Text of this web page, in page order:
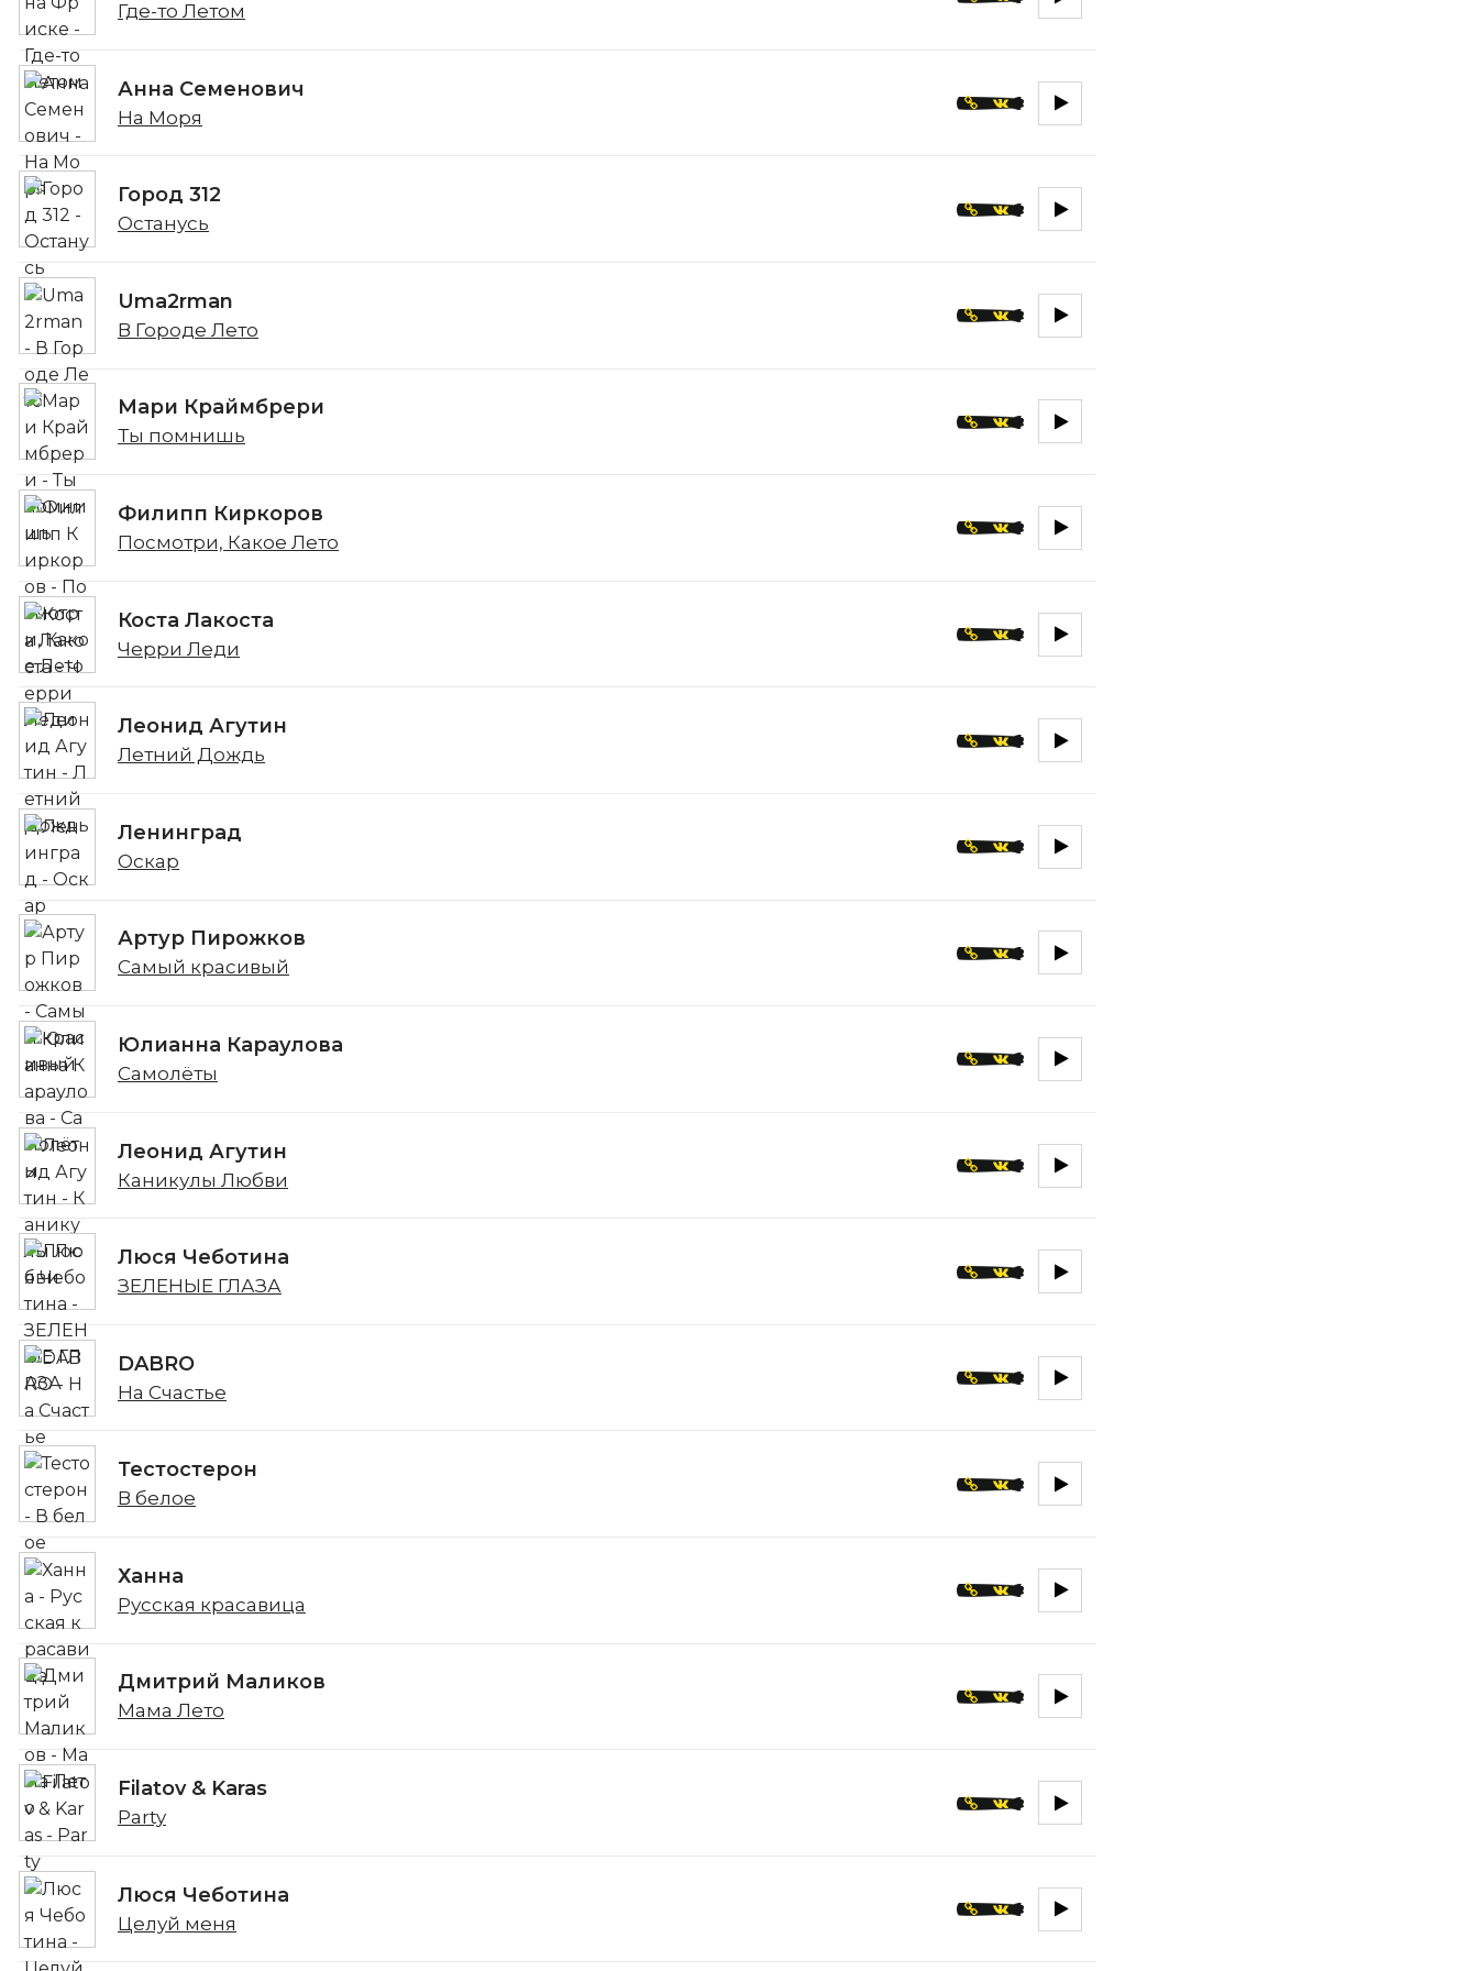
Где-то Летом
Анна Семенович
На Моря
Город 312
Останусь
Uma2rman
В Городе Лето
Мари Краймбрери
Ты помнишь
Филипп Киркоров
Посмотри, Какое Лето
Коста Лакоста
Черри Леди
Леонид Агутин
Летний Дождь
Ленинград
Оскар
Артур Пирожков
Самый красивый
Юлианна Караулова
Самолёты
Леонид Агутин
Каникулы Любви
Люся Чеботина
ЗЕЛЕНЫЕ ГЛАЗА
DABRO
На Счастье
Тестостерон
В белое
Ханна
Русская красавица
Дмитрий Маликов
Мама Лето
Filatov & Karas
Party
Люся Чеботина
Целуй меня